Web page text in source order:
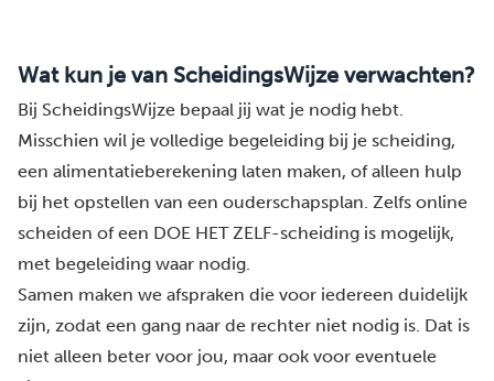
Wat kun je van ScheidingsWijze verwachten?
Bij ScheidingsWijze bepaal jij wat je nodig hebt.
Misschien wil je volledige begeleiding bij je scheiding,
een alimentatieberekening laten maken, of alleen hulp
bij het opstellen van een ouderschapsplan. Zelfs online
scheiden of een DOE HET ZELF-scheiding is mogelijk,
met begeleiding waar nodig.
Samen maken we afspraken die voor iedereen duidelijk
zijn, zodat een gang naar de rechter niet nodig is. Dat is
niet alleen beter voor jou, maar ook voor eventuele